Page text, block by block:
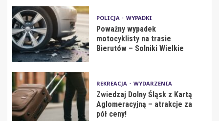
POLICJA WYPADKI
Poważny wypadek
motocyklisty na trasie
Bierutów – Solniki Wielkie
REKREACJA WYDARZENIA
Zwiedzaj Dolny Śląsk z Kartą
Aglomeracyjną – atrakcje za
pół ceny!